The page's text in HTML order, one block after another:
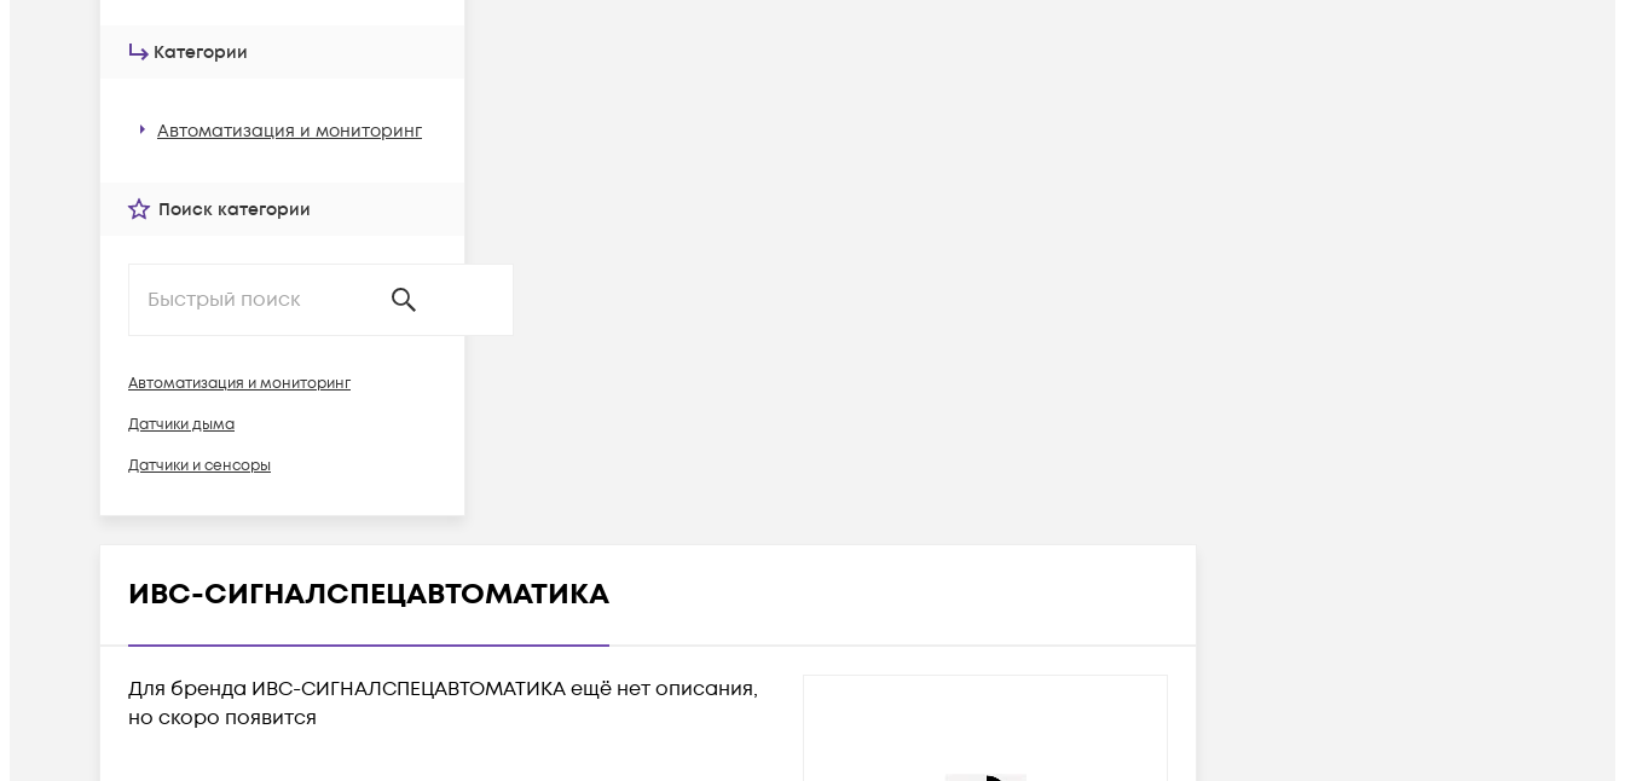
Категории
Автоматизация и мониторинг
Поиск категории
Автоматизация и мониторинг
Датчики дыма
Датчики и сенсоры
ИВС-СИГНАЛСПЕЦАВТОМАТИКА
Для бренда ИВС-СИГНАЛСПЕЦАВТОМАТИКА ещё нет описания,
но скоро появится